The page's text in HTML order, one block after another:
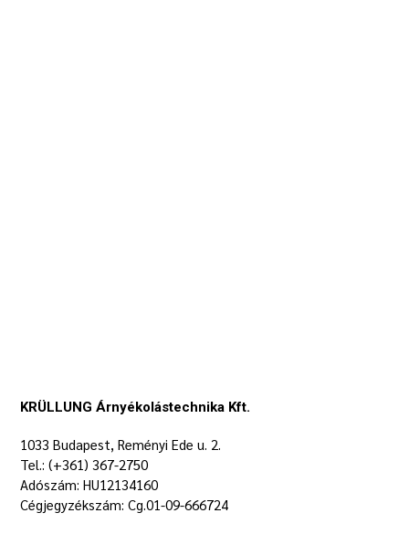
KRÜLLUNG Árnyékolástechnika Kft.
1033 Budapest, Reményi Ede u. 2.
Tel.: (+361) 367-2750
Adószám: HU12134160
Cégjegyzékszám: Cg.01-09-666724